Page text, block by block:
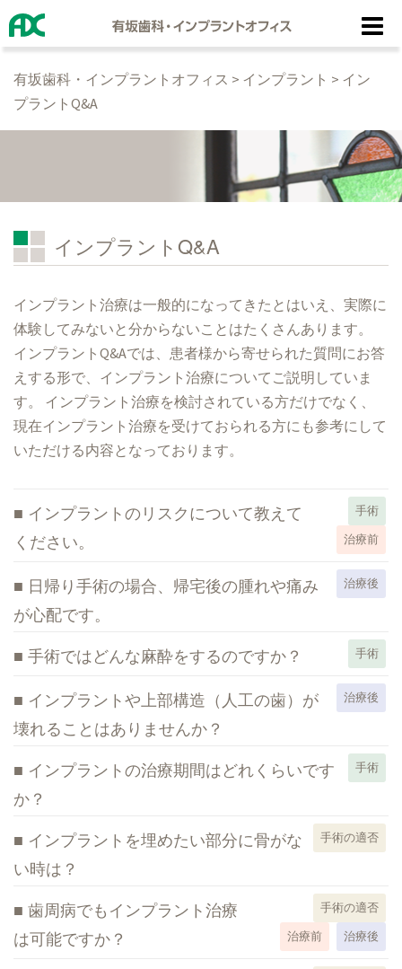
コ
ン
ン
へ
ッ
プ
有坂歯科・インプラントオフィス > インプラント > イン
プラントQ&A
インプラントQ&A
インプラント治療は一般的になってきたとはいえ、実際に
体験してみないと分からないことはたくさんあります。
インプラントQ&Aでは、患者様から寄せられた質問にお答
えする形で、インプラント治療についてご説明していま
す。 インプラント治療を検討されている方だけでなく、
現在インプラント治療を受けておられる方にも参考にして
いただける内容となっております。
インプラントのリスクについて教えて
ください。
手術
治療前
日帰り手術の場合、帰宅後の腫れや痛み
が心配です。
治療後
手術ではどんな麻酔をするのですか？ 手術
インプラントや上部構造（人工の歯）が
壊れることはありませんか？
治療後
インプラントの治療期間はどれくらいです
か？
手術
インプラントを埋めたい部分に骨がな
い時は？
手術の適否
歯周病でもインプラント治療
は可能ですか？
手術の適否
治療前
治療後